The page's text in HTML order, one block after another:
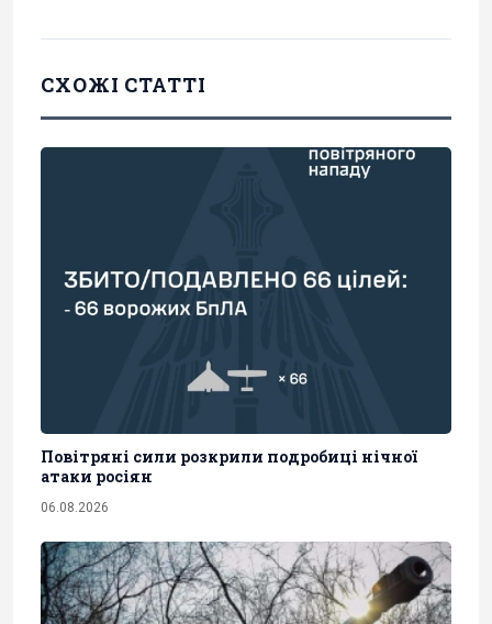
СХОЖІ СТАТТІ
Повітряні сили розкрили подробиці нічної
атаки росіян
06.08.2026